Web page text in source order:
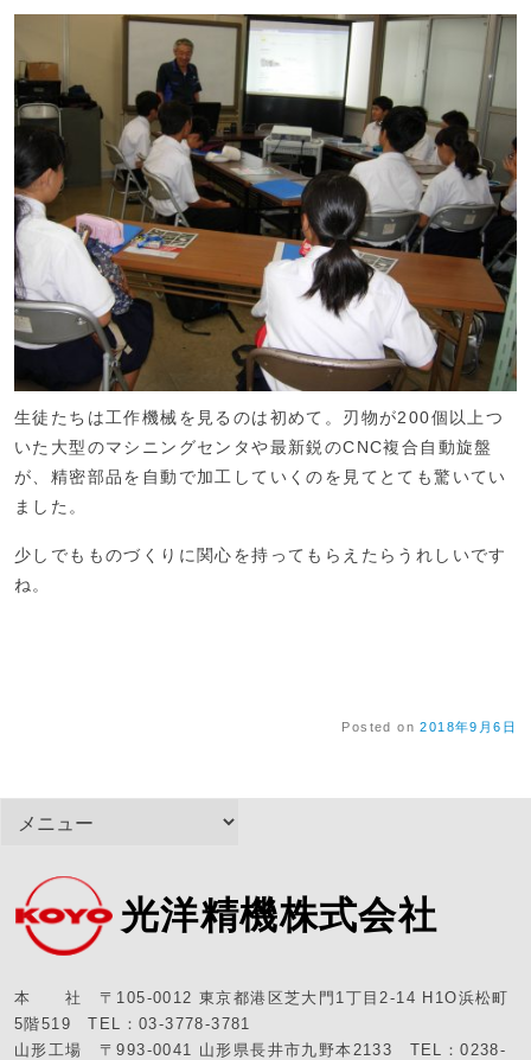
生徒たちは工作機械を見るのは初めて。刃物が200個以上つ
いた大型のマシニングセンタや最新鋭のCNC複合自動旋盤
が、精密部品を自動で加工していくのを見てとても驚いてい
ました。
少しでもものづくりに関心を持ってもらえたらうれしいです
ね。
Posted on2018年9月6日
光洋精機株式会社
本 社 〒105-0012 東京都港区芝大門1丁目2-14 H1O浜松町
5階519 TEL：03-3778-3781
山形工場 〒993-0041 山形県長井市九野本2133 TEL：0238-